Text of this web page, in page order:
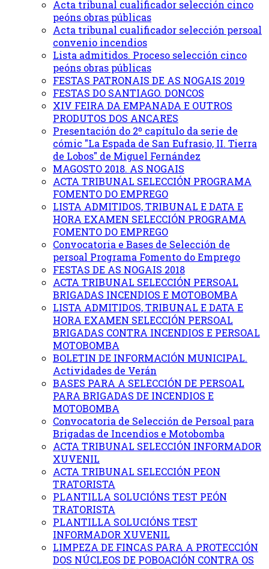
Acta tribunal cualificador selección cinco
peóns obras públicas
Acta tribunal cualificador selección persoal
convenio incendios
Lista admitidos. Proceso selección cinco
peóns obras públicas
FESTAS PATRONAIS DE AS NOGAIS 2019
FESTAS DO SANTIAGO. DONCOS
XIV FEIRA DA EMPANADA E OUTROS
PRODUTOS DOS ANCARES
Presentación do 2º capítulo da serie de
cómic "La Espada de San Eufrasio, II. Tierra
de Lobos" de Miguel Fernández
MAGOSTO 2018. AS NOGAIS
ACTA TRIBUNAL SELECCIÓN PROGRAMA
FOMENTO DO EMPREGO
LISTA ADMITIDOS, TRIBUNAL E DATA E
HORA EXAMEN SELECCIÓN PROGRAMA
FOMENTO DO EMPREGO
Convocatoria e Bases de Selección de
persoal Programa Fomento do Emprego
FESTAS DE AS NOGAIS 2018
ACTA TRIBUNAL SELECCIÓN PERSOAL
BRIGADAS INCENDIOS E MOTOBOMBA
LISTA ADMITIDOS, TRIBUNAL E DATA E
HORA EXAMEN SELECCIÓN PERSOAL
BRIGADAS CONTRA INCENDIOS E PERSOAL
MOTOBOMBA
BOLETIN DE INFORMACIÓN MUNICIPAL.
Actividades de Verán
BASES PARA A SELECCIÓN DE PERSOAL
PARA BRIGADAS DE INCENDIOS E
MOTOBOMBA
Convocatoria de Selección de Persoal para
Brigadas de Incendios e Motobomba
ACTA TRIBUNAL SELECCIÓN INFORMADOR
XUVENIL
ACTA TRIBUNAL SELECCIÓN PEON
TRATORISTA
PLANTILLA SOLUCIÓNS TEST PEÓN
TRATORISTA
PLANTILLA SOLUCIÓNS TEST
INFORMADOR XUVENIL
LIMPEZA DE FINCAS PARA A PROTECCIÓN
DOS NÚCLEOS DE POBOACIÓN CONTRA OS